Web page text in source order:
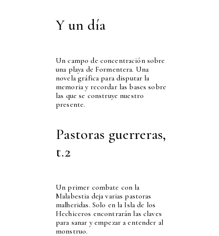
Y un día
Un campo de concentración sobre
una playa de Formentera. Una
novela gráfica para disputar la
memoria y recordar las bases sobre
las que se construye nuestro
presente.
Pastoras guerreras,
t.2
Un primer combate con la
Malabestia deja varias pastoras
malheridas. Solo en la Isla de los
Hechiceros encontrarán las claves
para sanar y empezar a entender al
monstruo.